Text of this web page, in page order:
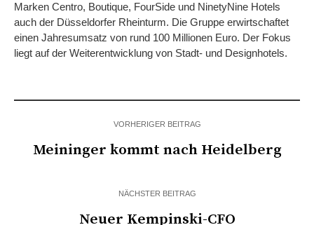
Marken Centro, Boutique, FourSide und NinetyNine Hotels
auch der Düsseldorfer Rheinturm. Die Gruppe erwirtschaftet
einen Jahresumsatz von rund 100 Millionen Euro. Der Fokus
liegt auf der Weiterentwicklung von Stadt- und Designhotels.
VORHERIGER BEITRAG
Meininger kommt nach Heidelberg
NÄCHSTER BEITRAG
Neuer Kempinski-CFO